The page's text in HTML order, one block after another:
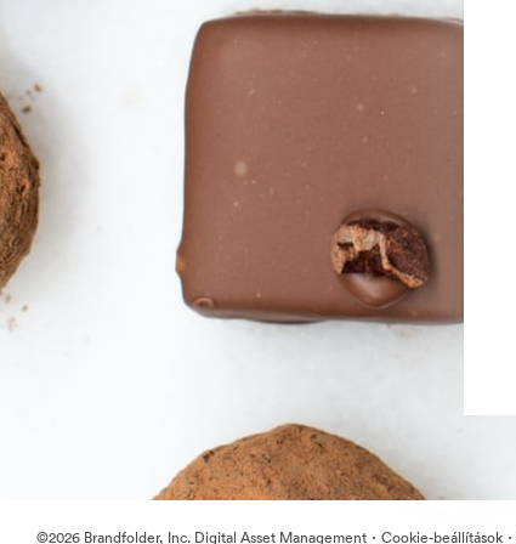
©2026 Brandfolder, Inc. Digital Asset Management · Cookie-beállítások ·